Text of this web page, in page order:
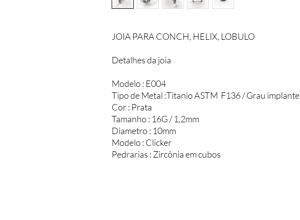
JOIA PARA CONCH, HELIX, LOBULO
Detalhes da joia
Modelo : E004
Tipo de Metal :Titanio ASTM F136 / Grau implante
Cor : Prata
Tamanho : 16G / 1,2mm
Diametro : 10mm
Modelo : Clicker
Pedrarias : Zircônia em cubos